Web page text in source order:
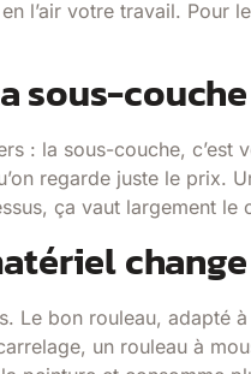
l’air votre travail. Pour
sous-couche
: la sous-couche, c’est
regarde juste le prix.
ça vaut largement
Le bon rouleau, adapté
un rouleau à